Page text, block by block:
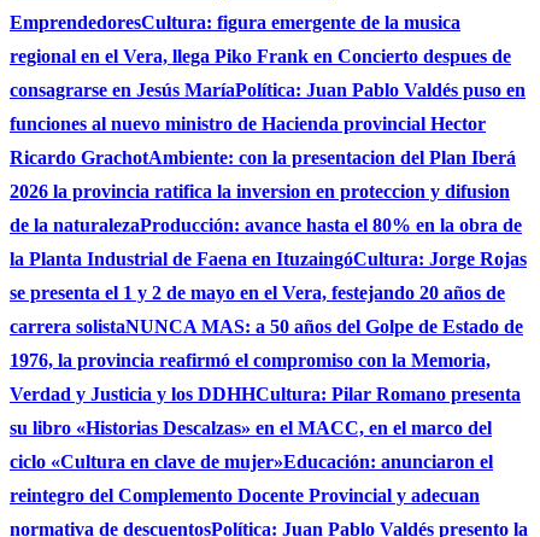
EmprendedoresCultura: figura emergente de la musica
regional en el Vera, llega Piko Frank en Concierto despues de
consagrarse en Jesús MaríaPolítica: Juan Pablo Valdés puso en
funciones al nuevo ministro de Hacienda provincial Hector
Ricardo GrachotAmbiente: con la presentacion del Plan Iberá
2026 la provincia ratifica la inversion en proteccion y difusion
de la naturalezaProducción: avance hasta el 80% en la obra de
la Planta Industrial de Faena en ItuzaingóCultura: Jorge Rojas
se presenta el 1 y 2 de mayo en el Vera, festejando 20 años de
carrera solistaNUNCA MAS: a 50 años del Golpe de Estado de
1976, la provincia reafirmó el compromiso con la Memoria,
Verdad y Justicia y los DDHHCultura: Pilar Romano presenta
su libro «Historias Descalzas» en el MACC, en el marco del
ciclo «Cultura en clave de mujer»Educación: anunciaron el
reintegro del Complemento Docente Provincial y adecuan
normativa de descuentosPolítica: Juan Pablo Valdés presento la